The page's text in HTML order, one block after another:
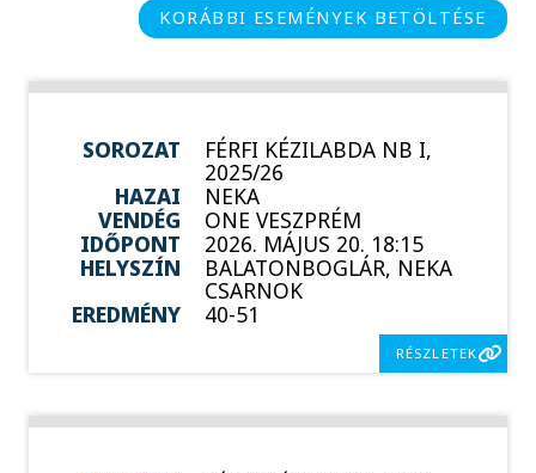
KORÁBBI ESEMÉNYEK BETÖLTÉSE
SOROZAT FÉRFI KÉZILABDA NB I,
2025/26
HAZAI
NEKA
VENDÉG
ONE VESZPRÉM
IDŐPONT
2026. MÁJUS 20. 18:15
HELYSZÍN
BALATONBOGLÁR, NEKA
CSARNOK
EREDMÉNY
40-51
RÉSZLETEK